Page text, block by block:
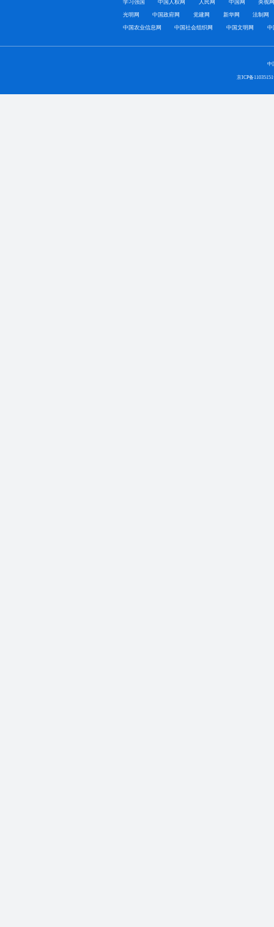
学习强国 中国人权网 人民网 中国网 央视
光明网 中国政府网 党建网 新华网 法制网
中国农业信息网 中国社会组织网 中国文明网 中
中
京ICP备